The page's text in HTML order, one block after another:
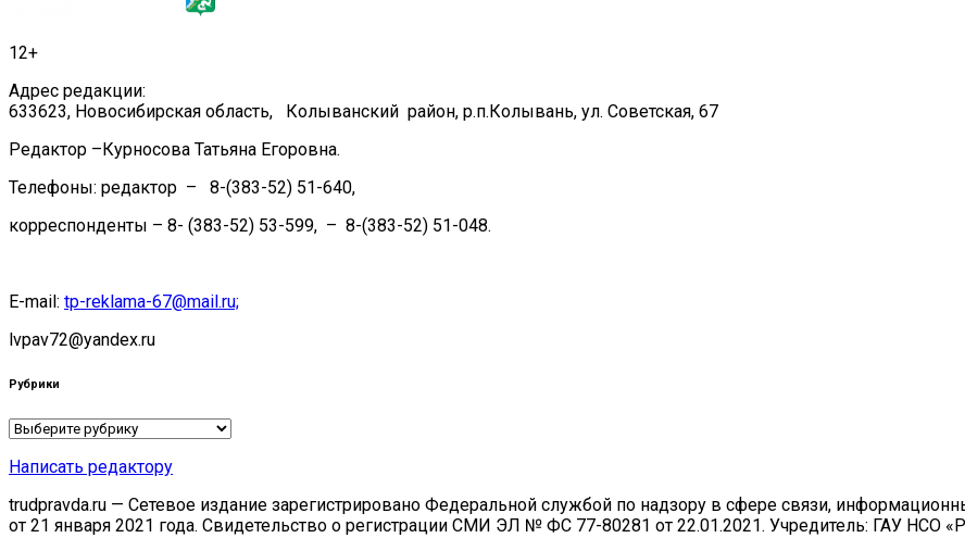
12+
Адрес редакции:
633623, Новосибирская область, Колыванский район, р.п.Колывань, ул. Советская, 67
Редактор –Курносова Татьяна Егоровна.
Телефоны: редактор – 8-(383-52) 51-640,
корреспонденты – 8- (383-52) 53-599, – 8-(383-52) 51-048.
E-mail: tp-reklama-67@mail.ru;
lvpav72@yandex.ru
Рубрики
Рубрики
Написать редактору
trudpravda.ru — Сетевое издание зарегистрировано Федеральной службой по надзору в сфере связи,
от 21 января 2021 года. Свидетельство о регистрации СМИ ЭЛ № ФС 77-80281 от 22.01.2021. Учредитель: ГАУ НСО